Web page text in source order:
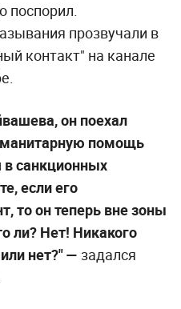
поспорил.
прозвучали в
контакт" на канале
он поехал
помощь
в санкционных
если его
то он теперь вне зоны
ли? Нет! Никакого
нет?"— задался